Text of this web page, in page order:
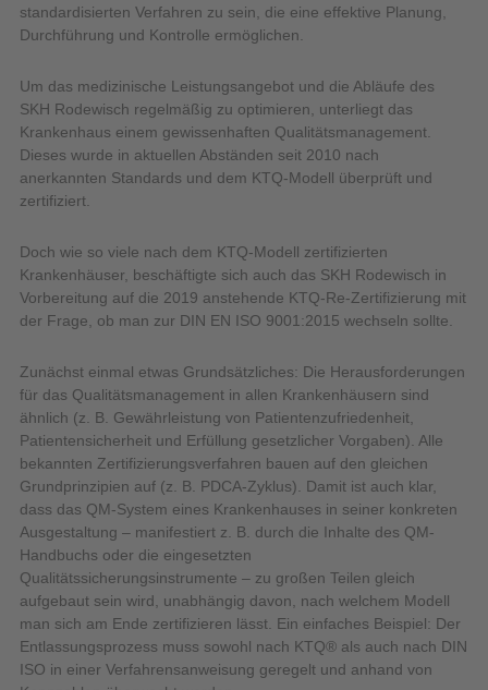
standardisierten Verfahren zu sein, die eine effektive Planung,
Durchführung und Kontrolle ermöglichen.
Um das medizinische Leistungsangebot und die Abläufe des
SKH Rodewisch regelmäßig zu optimieren, unterliegt das
Krankenhaus einem gewissenhaften Qualitätsmanagement.
Dieses wurde in aktuellen Abständen seit 2010 nach
anerkannten Standards und dem KTQ-Modell überprüft und
zertifiziert.
Doch wie so viele nach dem KTQ-Modell zertifizierten
Krankenhäuser, beschäftigte sich auch das SKH Rodewisch in
Vorbereitung auf die 2019 anstehende KTQ-Re-Zertifizierung mit
der Frage, ob man zur DIN EN ISO 9001:2015 wechseln sollte.
Zunächst einmal etwas Grundsätzliches: Die Herausforderungen
für das Qualitätsmanagement in allen Krankenhäusern sind
ähnlich (z. B. Gewährleistung von Patientenzufriedenheit,
Patientensicherheit und Erfüllung gesetzlicher Vorgaben). Alle
bekannten Zertifizierungsverfahren bauen auf den gleichen
Grundprinzipien auf (z. B. PDCA-Zyklus). Damit ist auch klar,
dass das QM-System eines Krankenhauses in seiner konkreten
Ausgestaltung – manifestiert z. B. durch die Inhalte des QM-
Handbuchs oder die eingesetzten
Qualitätssicherungsinstrumente – zu großen Teilen gleich
aufgebaut sein wird, unabhängig davon, nach welchem Modell
man sich am Ende zertifizieren lässt. Ein einfaches Beispiel: Der
Entlassungsprozess muss sowohl nach KTQ® als auch nach DIN
ISO in einer Verfahrensanweisung geregelt und anhand von